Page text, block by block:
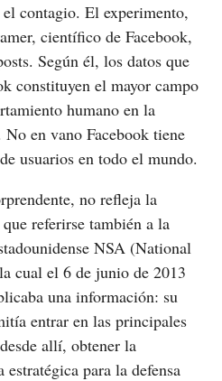
contagio. El experimento,
científico de Facebook,
Según él, los datos que
constituyen el mayor campo
humano en la
en vano Facebook tiene
usuarios en todo el mundo.
no refleja la
referirse también a la
NSA (National
cual el 6 de junio de 2013
una información: su
entrar en las principales
allí, obtener la
para la defensa